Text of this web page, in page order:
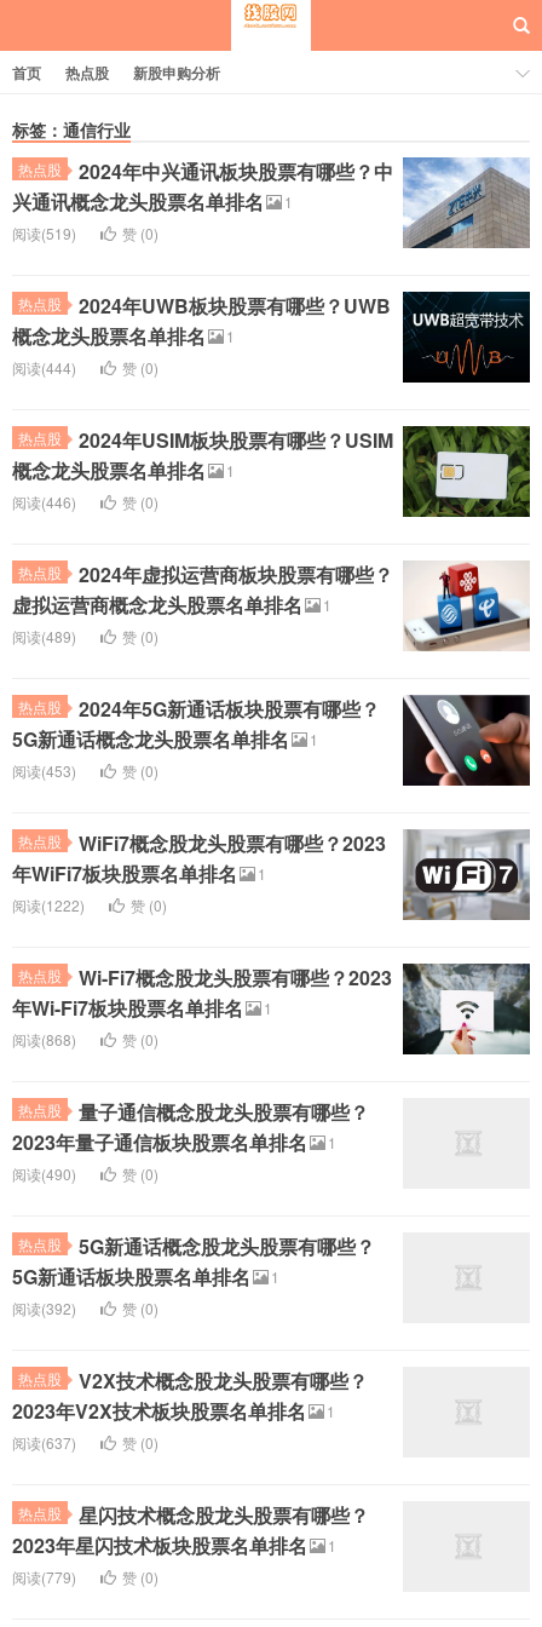
每日概念股
首页 热点股 新股申购分析
标签：通信行业
热点股
2024年中兴通讯板块股票有哪些？中
兴通讯概念龙头股票名单排名
1
阅读(519)
赞 (0)
热点股
2024年UWB板块股票有哪些？UWB
概念龙头股票名单排名
1
阅读(444)
赞 (0)
热点股
2024年USIM板块股票有哪些？USIM
概念龙头股票名单排名
1
阅读(446)
赞 (0)
热点股
2024年虚拟运营商板块股票有哪些？
虚拟运营商概念龙头股票名单排名
1
阅读(489)
赞 (0)
热点股
2024年5G新通话板块股票有哪些？
5G新通话概念龙头股票名单排名
1
阅读(453)
赞 (0)
热点股
WiFi7概念股龙头股票有哪些？2023
年WiFi7板块股票名单排名
1
阅读(1222)
赞 (0)
热点股
Wi-Fi7概念股龙头股票有哪些？2023
年Wi-Fi7板块股票名单排名
1
阅读(868)
赞 (0)
热点股
量子通信概念股龙头股票有哪些？
2023年量子通信板块股票名单排名
1
阅读(490)
赞 (0)
热点股
5G新通话概念股龙头股票有哪些？
5G新通话板块股票名单排名
1
阅读(392)
赞 (0)
热点股
V2X技术概念股龙头股票有哪些？
2023年V2X技术板块股票名单排名
1
阅读(637)
赞 (0)
热点股
星闪技术概念股龙头股票有哪些？
2023年星闪技术板块股票名单排名
1
阅读(779)
赞 (0)